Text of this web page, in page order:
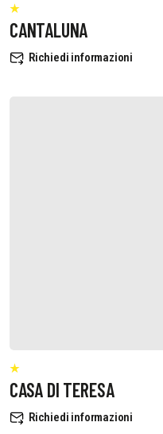
CANTALUNA
Richiedi informazioni
CASA DI TERESA
Richiedi informazioni